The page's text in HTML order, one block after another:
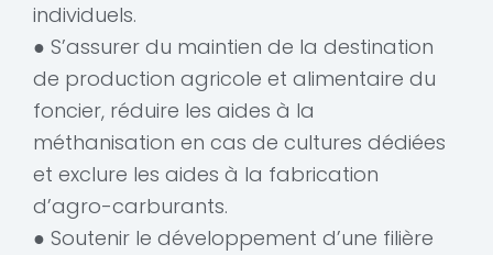
individuels.
● S’assurer du maintien de la destination
de production agricole et alimentaire du
foncier, réduire les aides à la
méthanisation en cas de cultures dédiées
et exclure les aides à la fabrication
d’agro-carburants.
● Soutenir le développement d’une filière